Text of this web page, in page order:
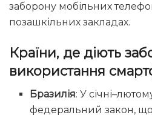
заборону мобільних
позашкільних закладах.
Країни, де діють
використання
Бразилія: У
федеральний закон,